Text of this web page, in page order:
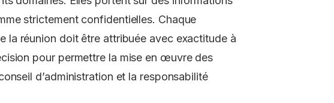
strictement confidentielles. Chaque
la réunion doit être attribuée avec exactitude à
pour permettre la mise en œuvre des
d’administration et la responsabilité